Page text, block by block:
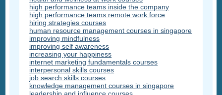
high performance teams inside the company
high performance teams remote work force
hiring strategies courses
human resource management courses in singapore
improving mindfulness
improving self awareness
increasing your happiness
internet marketing fundamentals courses
interpersonal skills courses
job search skills courses
knowledge management courses in singapore